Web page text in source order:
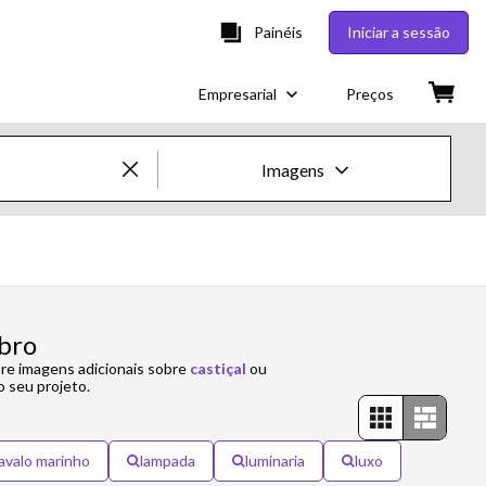
Painéis Iniciar a sessão
Empresarial Preços
Imagens
Editorial
Creative
imagens adicionais sobre castiçal ou
seu projeto.
marinho lampada luminaria luxo